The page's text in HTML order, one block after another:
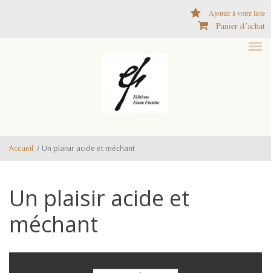
Ajouter à votre liste
Panier d´achat
Accueil / Un plaisir acide et méchant
Un plaisir acide et
méchant